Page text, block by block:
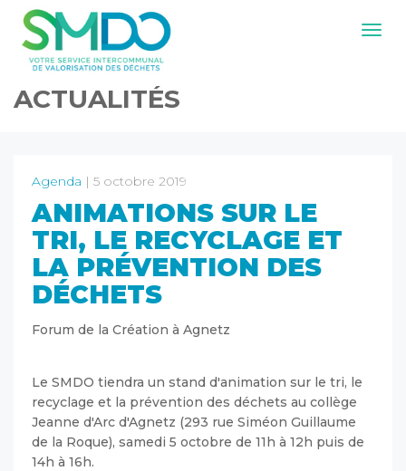
ACTUALITÉS
Agenda | 5 octobre 2019
ANIMATIONS SUR LE
TRI, LE RECYCLAGE ET
LA PRÉVENTION DES
DÉCHETS
Forum de la Création à Agnetz
Le SMDO tiendra un stand d'animation sur le tri, le
recyclage et la prévention des déchets au collège
Jeanne d'Arc d'Agnetz (293 rue Siméon Guillaume
de la Roque), samedi 5 octobre de 11h à 12h puis de
14h à 16h.